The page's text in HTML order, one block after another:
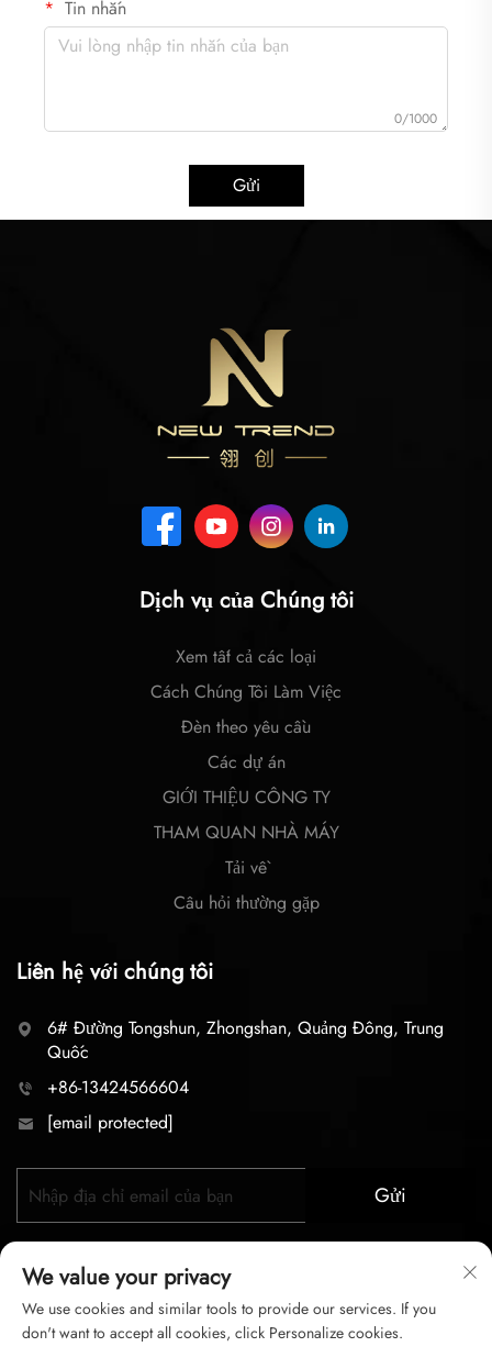
Tin nhắn
0/1000
Gửi
Dịch vụ của Chúng tôi
Xem tất cả các loại
Cách Chúng Tôi Làm Việc
Đèn theo yêu cầu
Các dự án
GIỚI THIỆU CÔNG TY
THAM QUAN NHÀ MÁY
Tải về
Câu hỏi thường gặp
Liên hệ với chúng tôi
6# Đường Tongshun, Zhongshan, Quảng Đông, Trung
Quốc
+86-13424566604
[email protected]
Gửi
We value your privacy
We use cookies and similar tools to provide our services. If you
don't want to accept all cookies, click Personalize cookies.